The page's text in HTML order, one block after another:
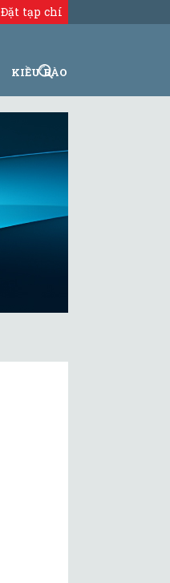
Đặt tạp chí
KIỀU BÀO